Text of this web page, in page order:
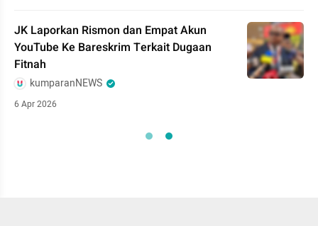
JK Laporkan Rismon dan Empat Akun
YouTube Ke Bareskrim Terkait Dugaan
Fitnah
kumparanNEWS
6 Apr 2026